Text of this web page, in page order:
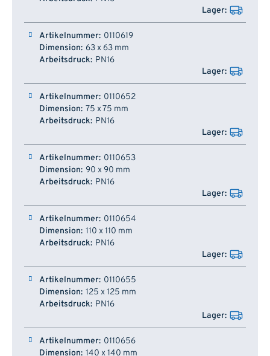
0110619
63 x 63 mm
PN16
0110652
75 x 75 mm
PN16
0110653
90 x 90 mm
PN16
0110654
110 x 110 mm
PN16
0110655
125 x 125 mm
PN16
0110656
140 x 140 mm